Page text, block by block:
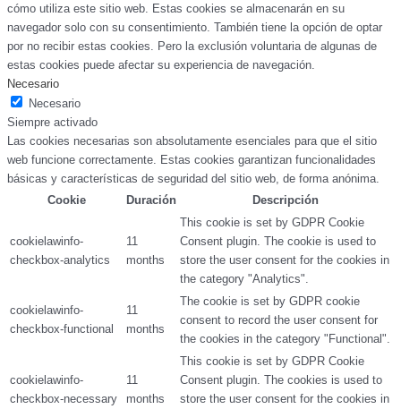
cómo utiliza este sitio web. Estas cookies se almacenarán en su
navegador solo con su consentimiento. También tiene la opción de optar
por no recibir estas cookies. Pero la exclusión voluntaria de algunas de
estas cookies puede afectar su experiencia de navegación.
Necesario
Necesario
Siempre activado
Las cookies necesarias son absolutamente esenciales para que el sitio
web funcione correctamente. Estas cookies garantizan funcionalidades
básicas y características de seguridad del sitio web, de forma anónima.
Cookie
Duración Descripción
cookielawinfo-
checkbox-analytics
11
months
This cookie is set by GDPR Cookie
Consent plugin. The cookie is used to
store the user consent for the cookies in
the category "Analytics".
cookielawinfo-
checkbox-functional
11
months
The cookie is set by GDPR cookie
consent to record the user consent for
the cookies in the category "Functional".
cookielawinfo-
checkbox-necessary
11
months
This cookie is set by GDPR Cookie
Consent plugin. The cookies is used to
store the user consent for the cookies in